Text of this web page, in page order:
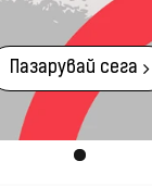
Пазарувай сега